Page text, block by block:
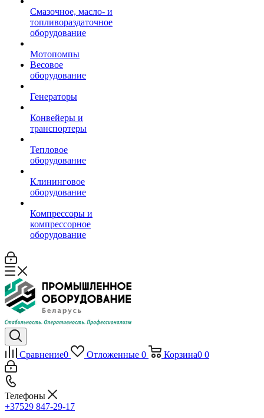
Смазочное, масло- и
топливораздаточное
оборудование
Мотопомпы
Весовое
оборудование
Генераторы
Конвейеры и
транспортеры
Тепловое
оборудование
Клининговое
оборудование
Компрессоры и
компрессорное
оборудование
Сравнение0 Отложенные 0 Корзина0 0
Телефоны
+37529 847-29-17‬